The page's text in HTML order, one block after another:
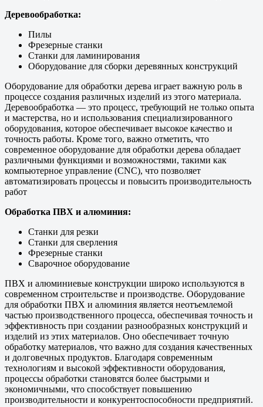
Деревообработка:
Пилы
Фрезерные станки
Станки для ламинирования
Оборудование для сборки деревянных конструкций
Оборудование для обработки дерева играет важную роль в
процессе создания различных изделий из этого материала.
Деревообработка — это процесс, требующий не только опыта
и мастерства, но и использования специализированного
оборудования, которое обеспечивает высокое качество и
точность работы. Кроме того, важно отметить, что
современное оборудование для обработки дерева обладает
различными функциями и возможностями, такими как
компьютерное управление (CNC), что позволяет
автоматизировать процессы и повысить производительность
работ
Обработка ПВХ и алюминия:
Станки для резки
Станки для сверления
Фрезерные станки
Сварочное оборудование
ПВХ и алюминиевые конструкции широко используются в
современном строительстве и производстве. Оборудование
для обработки ПВХ и алюминия является неотъемлемой
частью производственного процесса, обеспечивая точность и
эффективность при создании разнообразных конструкций и
изделий из этих материалов. Оно обеспечивает точную
обработку материалов, что важно для создания качественных
и долговечных продуктов. Благодаря современным
технологиям и высокой эффективности оборудования,
процессы обработки становятся более быстрыми и
экономичными, что способствует повышению
производительности и конкурентоспособности предприятий.